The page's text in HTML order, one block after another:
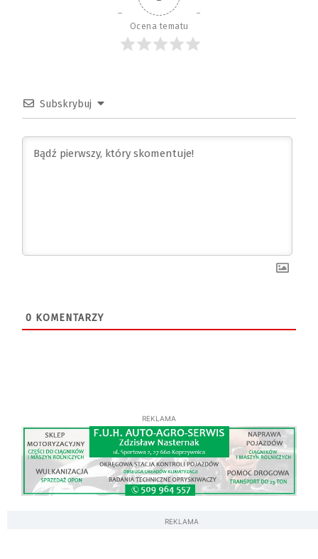
Ocena tematu
Subskrybuj
0 KOMENTARZY
REKLAMA
REKLAMA